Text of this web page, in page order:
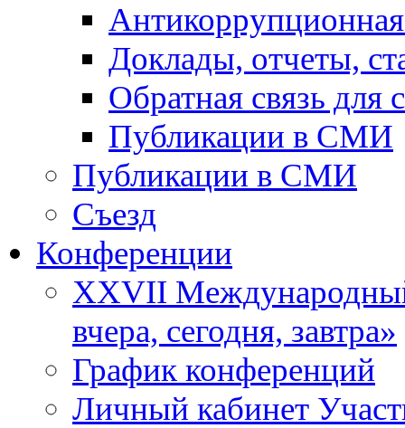
Антикоррупционная
Доклады, отчеты,
Обратная связь
Публикации в СМИ
Публикации в СМИ
Съезд
Конференции
XXVII
вчера, сегодня, завтра»
График конференций
Личный кабинет